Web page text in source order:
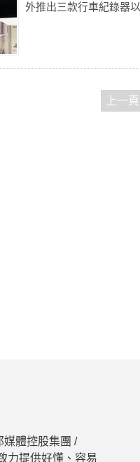
外推出三款行車紀錄器
上一頁
媒體控股集團 /
力提供好懂、容易